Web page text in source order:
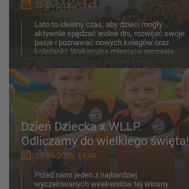
23-06-2026, 15:42
Lato to idealny czas, aby dzieci mogły
aktywnie spędzać wolne dni, rozwijać swoje
pasje i poznawać nowych kolegów oraz
koleżanki. Wakacyjne miesiące sprzyjają
Dzień Dziecka x WLLP.
Odliczamy do wielkiego święta!
29-05-2026, 14:48
Przed nami jeden z najbardziej
wyczekiwanych weekendów tej wiosny